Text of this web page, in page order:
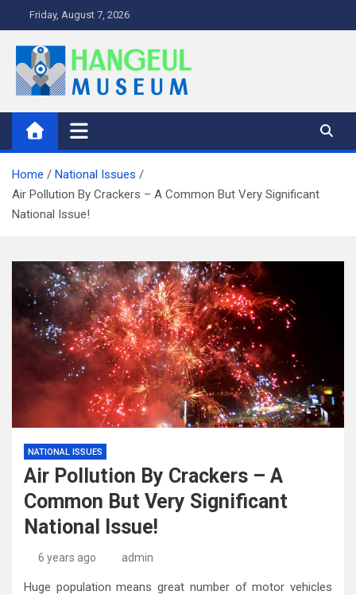
k
o
o
Friday, August 7, 2026
HangeUl Museum
Adventure in Museum Blog
Home
National Issues
Air Pollution By Crackers – A Common But Very Significant
National Issue!
NATIONAL ISSUES
Air Pollution By Crackers – A
Common But Very Significant
National Issue!
6 years ago admin
Huge population means great number of motor vehicles